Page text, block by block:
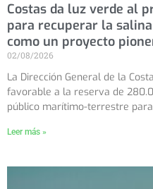
Costas da luz verde al
para recuperar la
como un proyecto
02/08/2026
La Dirección General de la
favorable a la reserva de
público marítimo-terrestre
Leer más »